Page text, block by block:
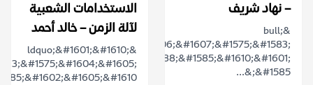
– نهاد شريف
&bull;
&laquo;&#1606;&#1607;&#1575;&#1583;
&#1588;&#1585;&#1610;&#1601;
&#1585;&...
الاستخدامات الشعبية
لآلة الزمن – خالد أحمد
&ldquo;&#1601;&#1610;